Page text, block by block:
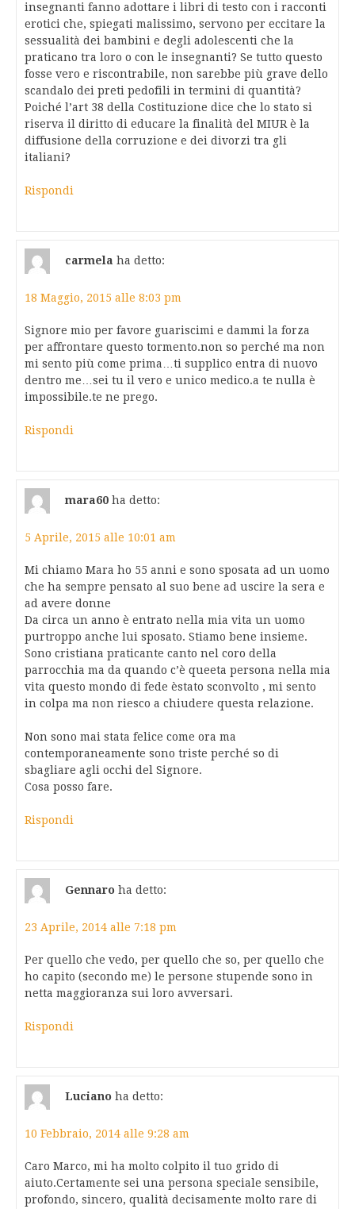
insegnanti fanno adottare i libri di testo con i racconti
erotici che, spiegati malissimo, servono per eccitare la
sessualità dei bambini e degli adolescenti che la
praticano tra loro o con le insegnanti? Se tutto questo
fosse vero e riscontrabile, non sarebbe più grave dello
scandalo dei preti pedofili in termini di quantità?
Poiché l’art 38 della Costituzione dice che lo stato si
riserva il diritto di educare la finalità del MIUR è la
diffusione della corruzione e dei divorzi tra gli
italiani?
Rispondi
carmela ha detto:
18 Maggio, 2015 alle 8:03 pm
Signore mio per favore guariscimi e dammi la forza
per affrontare questo tormento.non so perché ma non
mi sento più come prima…ti supplico entra di nuovo
dentro me…sei tu il vero e unico medico.a te nulla è
impossibile.te ne prego.
Rispondi
mara60 ha detto:
5 Aprile, 2015 alle 10:01 am
Mi chiamo Mara ho 55 anni e sono sposata ad un uomo
che ha sempre pensato al suo bene ad uscire la sera e
ad avere donne
Da circa un anno è entrato nella mia vita un uomo
purtroppo anche lui sposato. Stiamo bene insieme.
Sono cristiana praticante canto nel coro della
parrocchia ma da quando c’è queeta persona nella mia
vita questo mondo di fede èstato sconvolto , mi sento
in colpa ma non riesco a chiudere questa relazione.
Non sono mai stata felice come ora ma
contemporaneamente sono triste perché so di
sbagliare agli occhi del Signore.
Cosa posso fare.
Rispondi
Gennaro ha detto:
23 Aprile, 2014 alle 7:18 pm
Per quello che vedo, per quello che so, per quello che
ho capito (secondo me) le persone stupende sono in
netta maggioranza sui loro avversari.
Rispondi
Luciano ha detto:
10 Febbraio, 2014 alle 9:28 am
Caro Marco, mi ha molto colpito il tuo grido di
aiuto.Certamente sei una persona speciale sensibile,
profondo, sincero, qualità decisamente molto rare di